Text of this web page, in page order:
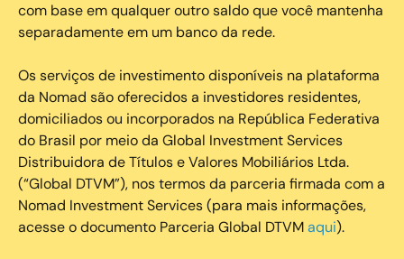
com base em qualquer outro saldo que você mantenha
separadamente em um banco da rede.
Os serviços de investimento disponíveis na plataforma
da Nomad são oferecidos a investidores residentes,
domiciliados ou incorporados na República Federativa
do Brasil por meio da Global Investment Services
Distribuidora de Títulos e Valores Mobiliários Ltda.
(“Global DTVM”), nos termos da parceria firmada com a
Nomad Investment Services (para mais informações,
acesse o documento Parceria Global DTVMaqui).